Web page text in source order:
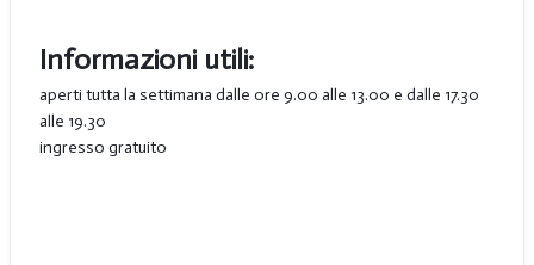
Informazioni utili:
aperti tutta la settimana dalle ore 9.00 alle 13.00 e dalle 17.30
alle 19.30
ingresso gratuito